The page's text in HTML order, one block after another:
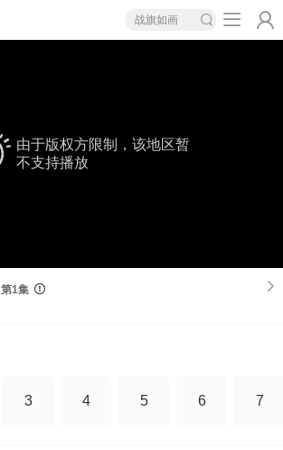
战旗如画
由于版权方限制，该地区暂
不支持播放
第1集
3 4 5 6 7